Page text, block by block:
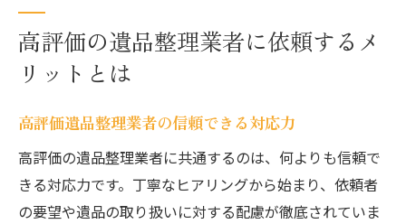
高評価の遺品整理業者に依頼するメ
リットとは
高評価遺品整理業者の信頼できる対応力
高評価の遺品整理業者に共通するのは、何よりも信頼で
きる対応力です。丁寧なヒアリングから始まり、依頼者
の要望や遺品の取り扱いに対する配慮が徹底されていま